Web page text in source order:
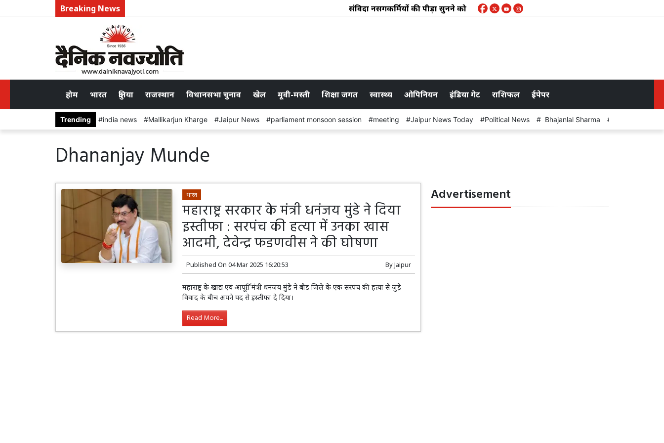
Breaking News संविदा नर्सिंगकर्मियों की पीड़ा सुनने को सरकार तैयार नहीं, जूली ने कहा- आंदोलनकारियों के साथ
होम भारत दुनिया राजस्थान विधानसभा चुनाव खेल मूवी-मस्ती शिक्षा जगत स्वास्थ्य ओपिनियन इंडिया गेट राशिफल ईपेपर
Trending india news Mallikarjun Kharge Jaipur News parliament monsoon session meeting Jaipur News Today Political News Bhajanlal Sharma
Dhananjay Munde
भारत
महाराष्ट्र सरकार के मंत्री धनंजय मुंडे ने दिया
इस्तीफा : सरपंच की हत्या में उनका खास
आदमी, देवेन्द्र फडणवीस ने की घोषणा
Published On 04 Mar 2025 16:20:53 ByJaipur
महाराष्ट्र के खाद्य एवं आपूर्ति मंत्री धनंजय मुंडे ने बीड जिले के एक सरपंच की हत्या से जुड़े
विवाद के बीच अपने पद से इस्तीफा दे दिया।
Read More...
Advertisement